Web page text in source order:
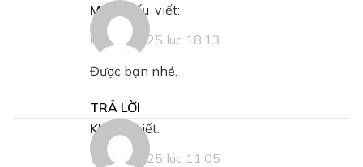
Minh Hiếu viết:
02/03/2025 lúc 18:13
Được bạn nhé.
TRẢ LỜI
khang
viết:
14/03/2025 lúc 11:05